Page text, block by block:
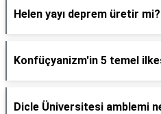
Helen yayı deprem üretir mi?
Konfüçyanizm'in 5 temel
Dicle Üniversitesi amblemi